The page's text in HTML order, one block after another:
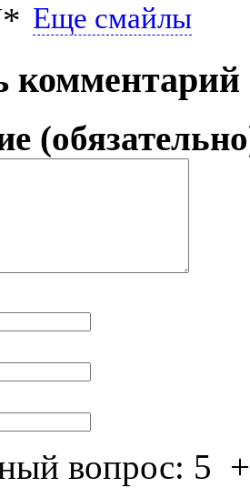
Еще смайлы
комментарий
вопрос: 5